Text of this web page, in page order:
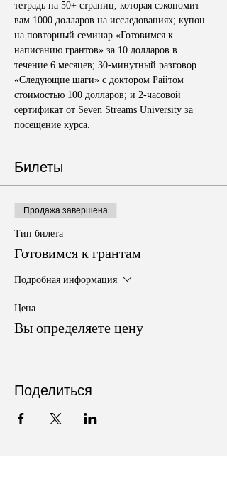
тетрадь на 50+ страниц, которая сэкономит
вам 1000 долларов на исследованиях; купон
на повторный семинар «Готовимся к
написанию грантов» за 10 долларов в
течение 6 месяцев; 30-минутный разговор
«Следующие шаги» с доктором Райтом
стоимостью 100 долларов; и 2-часовой
сертификат от Seven Streams University за
посещение курса.
Билеты
Продажа завершена
Тип билета
Готовимся к грантам
Подробная информация
Цена
Вы определяете цену
Поделиться